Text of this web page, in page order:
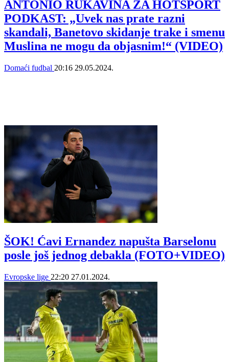
ANTONIO RUKAVINA ZA HOTSPORT
PODKAST: „Uvek nas prate razni
skandali, Banetovo skidanje trake i smenu
Muslina ne mogu da objasnim!“ (VIDEO)
Domaći fudbal 20:16 29.05.2024.
ŠOK! Ćavi Ernandez napušta Barselonu
posle još jednog debakla (FOTO+VIDEO)
Evropske lige 22:20 27.01.2024.